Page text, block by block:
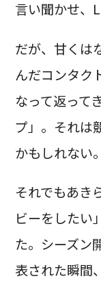
言い聞かせ、
だが、甘くは
んだコンタク
なって返って
プ」。それは
かもしれない。
それでもあき
ビーをしたい
た。シーズン
表された瞬間